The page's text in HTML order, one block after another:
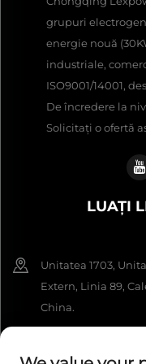
grupuri
energie nouă
industriale,
ISO9001/14001,
De încredere la
Solicitați o ofertă
LUAȚI
Unitatea 1703,
Extern, Linia 89,
China.